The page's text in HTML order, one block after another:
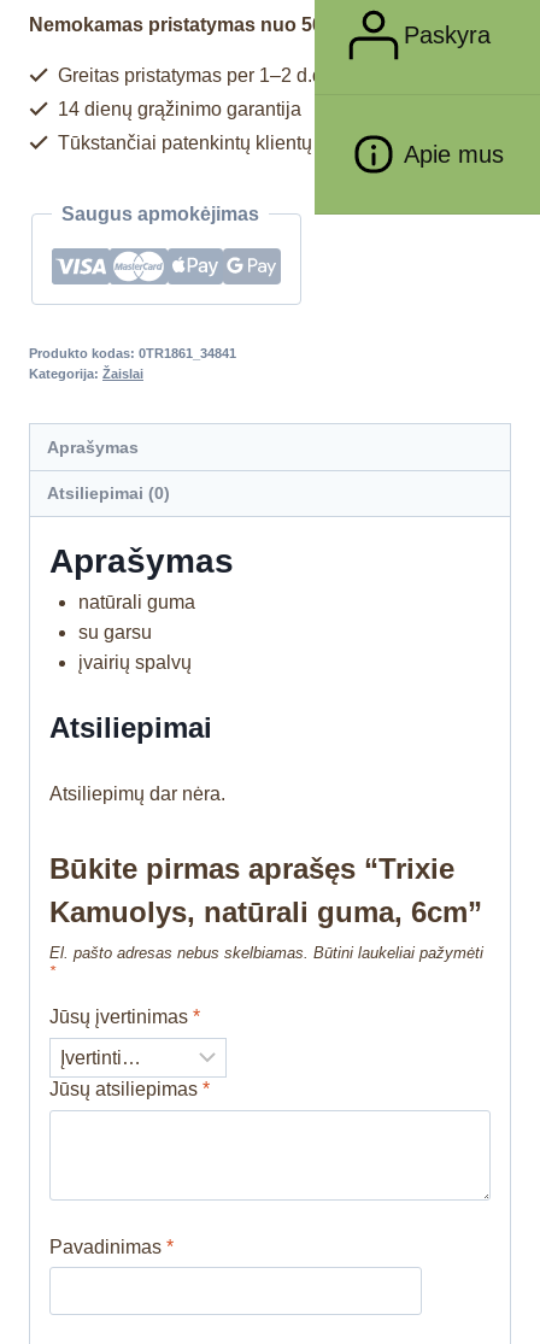
Paskyra
Apie mus
Nemokamas pristatymas nuo 50€
Greitas pristatymas per 1–2 d.d.
14 dienų grąžinimo garantija
Tūkstančiai patenkintų klientų
Saugus apmokėjimas
Produkto kodas: 0TR1861_34841
Kategorija: Žaislai
Aprašymas
Atsiliepimai (0)
Aprašymas
natūrali guma
su garsu
įvairių spalvų
Atsiliepimai
Atsiliepimų dar nėra.
Būkite pirmas aprašęs “Trixie
Kamuolys, natūrali guma, 6cm”
El. pašto adresas nebus skelbiamas. Būtini laukeliai pažymėti
*
Jūsų įvertinimas *
Jūsų atsiliepimas *
Pavadinimas *